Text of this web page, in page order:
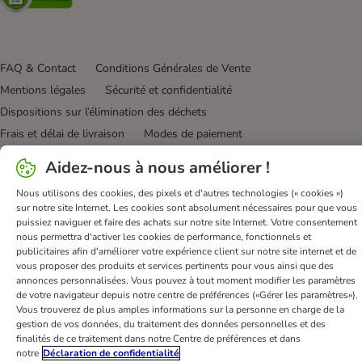
FAQ & Contact
Conditions Générales de Vente
Mentions légales
Sécurité et confidentialité
Dispositions sur l’élimination des déchets
Frais et délai de livraison
Modes de paiement
Renoncer au contrat ici
Application mobile
Programme d'affiliation
Déclaration d'accessibilité
bitiba GmbH 2026
Aidez-nous à nous améliorer !
Nous utilisons des cookies, des pixels et d'autres technologies (« cookies »)
sur notre site Internet. Les cookies sont absolument nécessaires pour que vous
puissiez naviguer et faire des achats sur notre site Internet. Votre consentement
nous permettra d'activer les cookies de performance, fonctionnels et
publicitaires afin d'améliorer votre expérience client sur notre site internet et de
vous proposer des produits et services pertinents pour vous ainsi que des
annonces personnalisées. Vous pouvez à tout moment modifier les paramètres
de votre navigateur depuis notre centre de préférences («Gérer les paramètres»).
Vous trouverez de plus amples informations sur la personne en charge de la
gestion de vos données, du traitement des données personnelles et des
finalités de ce traitement dans notre Centre de préférences et dans
notre Déclaration de confidentialité